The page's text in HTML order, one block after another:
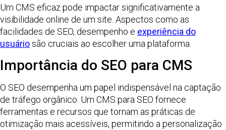
Um CMS eficaz pode impactar significativamente a
visibilidade online de um site. Aspectos como as
facilidades de SEO, desempenho e experiência do
usuáriosão cruciais ao escolher uma plataforma.
Importância do SEO para CMS
O SEO desempenha um papel indispensável na captação
de tráfego orgânico. Um CMS para SEO fornece
ferramentas e recursos que tornam as práticas de
otimização mais acessíveis, permitindo a personalização